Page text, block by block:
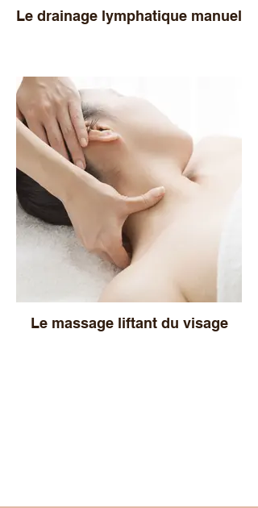
Le drainage lymphatique manuel
Le massage liftant du visage